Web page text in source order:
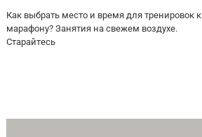
Как выбрать место и время для тренировок к
марафону? Занятия на свежем воздухе.
Старайтесь